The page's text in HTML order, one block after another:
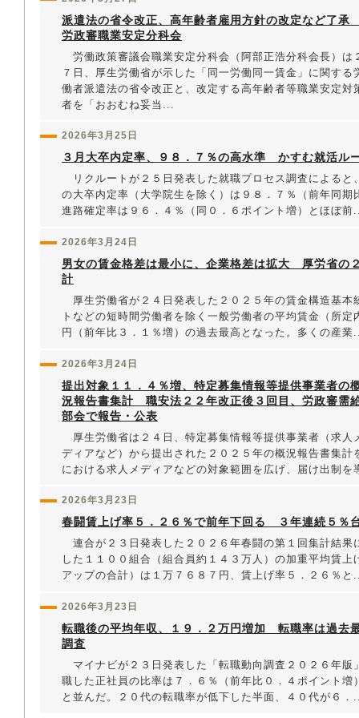
派遣法の省令改正、高年齢者雇用方針の改定など了
労政審職業安定分科会
労働政策審議会職業安定分科会（阿部正浩分科会長）は
７日、厚生労働省が示した「同一労働同一賃金」に関する
働者派遣法の省令改正と、改定する高年齢者等職業安定対
者を「おおむね妥当...
2026年3月25日
３月大卒内定率、９８．７％の高水準 かすむ就活ル
リクルートが２５日発表した就職プロセス調査によると
の大卒内定率（大学院生を除く）は９８．７％（前年同期
進路確定率は９６．４％（同０．６ポイント増）とほぼ前
2026年3月24日
男女の賃金格差は最小に、企業格差は拡大 厚労省の
計
厚生労働省が２４日発表した２０２５年の賃金構造基本
トなどの短時間労働者を除く一般労働者の平均賃金（所
円（前年比３．１％増）の過去最高となった。多くの産業
2026年3月24日
提出対象１１．４％増、特定募集情報等提供事業者の
況報告書集計 職安法２２年改正後３回目、労政審需
部会で報告・公表
厚生労働省は２４日、特定募集情報等提供事業者（求人
ディアなど）から提出された２０２５年の概況報告書集計
における求人メディアなどの対象範囲を広げ、届け出制
2026年3月23日
春闘賃上げ率５．２６％で前年下回る ３年連続５％
連合が２３日発表した２０２６年春闘の第１回集計結果
した１１００組合（組合員約１４３万人）の加重平均賃上
アップの合計）は１万７６８７円、賃上げ率５．２６％と
2026年3月23日
転職後の平均年収、１９．２万円増加 転職率は過去
調査
マイナビが２３日発表した「転職動向調査２０２６年版
職した正社員の比率は７．６％（前年比０．４ポイント増
と並んだ。２０代の転職率が低下した半面、４０代が６．